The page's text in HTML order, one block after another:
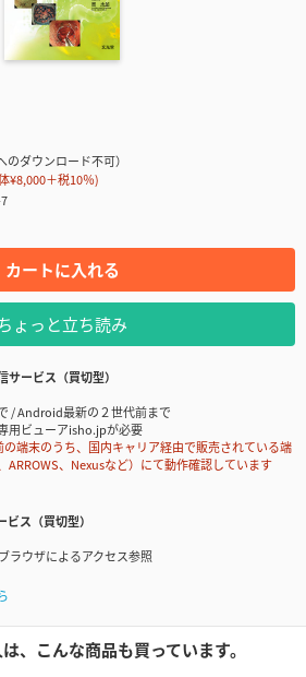
のダウンロード不可）
¥8,000＋税10％)
カートに入れる
ょっと立ち読み
ービス（買切型）
/ Android最新の２世代前まで
用ビューアisho.jpが必要
端末のうち、国内キャリア経由で販売されている端
ARROWS、Nexusなど）にて動作確認しています
ス（買切型）
ラウザによるアクセス参照
、こんな商品も買っています。